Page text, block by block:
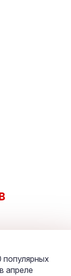
популярных
апреле